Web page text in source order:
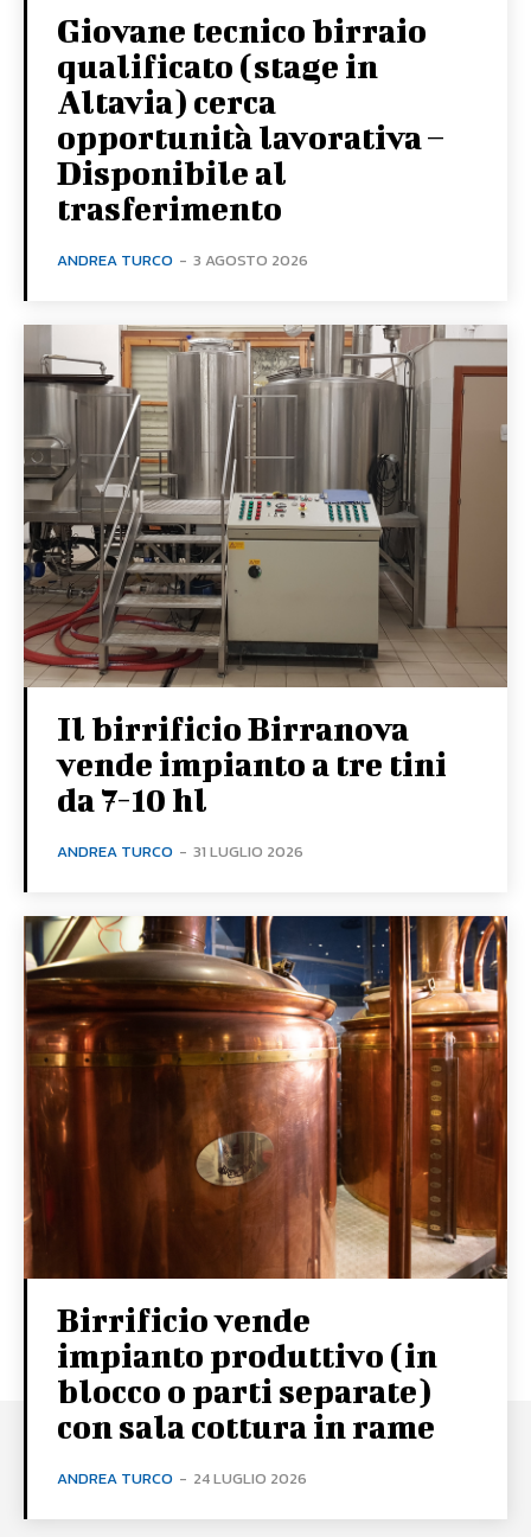
Giovane tecnico birraio
qualificato (stage in
Altavia) cerca
opportunità lavorativa –
Disponibile al
trasferimento
ANDREA TURCO - 3 AGOSTO 2026
Il birrificio Birranova
vende impianto a tre tini
da 7-10 hl
ANDREA TURCO - 31 LUGLIO 2026
Birrificio vende
impianto produttivo (in
blocco o parti separate)
con sala cottura in rame
ANDREA TURCO - 24 LUGLIO 2026